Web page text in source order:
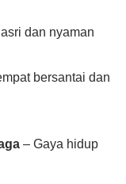
dan nyaman
bersantai dan
– Gaya hidup